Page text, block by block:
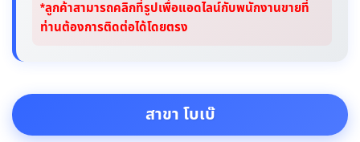
*ลูกค้าสามารถคลิกที่รูปเพื่อแอดไลน์กับพนักงานขายที่
ท่านต้องการติดต่อได้โดยตรง
สาขา โบเบ๊